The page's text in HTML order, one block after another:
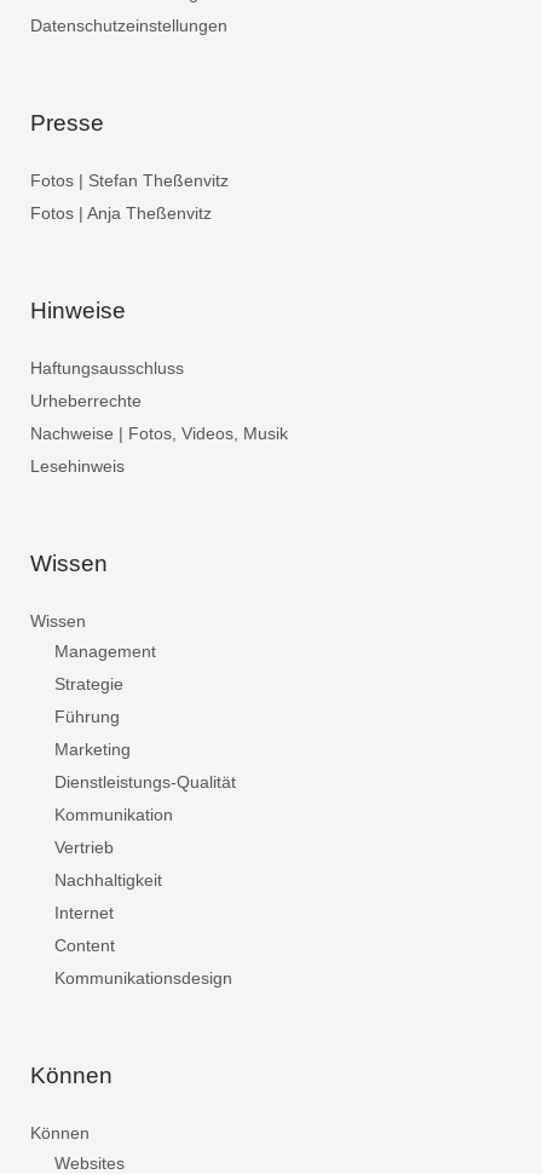
Datenschutzeinstellungen
Presse
Fotos | Stefan Theßenvitz
Fotos | Anja Theßenvitz
Hinweise
Haftungsausschluss
Urheberrechte
Nachweise | Fotos, Videos, Musik
Lesehinweis
Wissen
Wissen
Management
Strategie
Führung
Marketing
Dienstleistungs-Qualität
Kommunikation
Vertrieb
Nachhaltigkeit
Internet
Content
Kommunikationsdesign
Können
Können
Websites